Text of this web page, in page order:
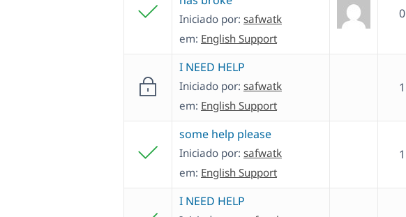
Iniciado por: safwatk
em: English Support
0
I NEED HELP
Iniciado por: safwatk
em: English Support
1
some help please
Iniciado por: safwatk
em: English Support
1
I NEED HELP